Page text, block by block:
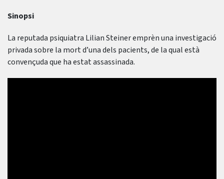
Sinopsi
La reputada psiquiatra Lilian Steiner emprèn una investigació
privada sobre la mort d’una dels pacients, de la qual està
convençuda que ha estat assassinada.